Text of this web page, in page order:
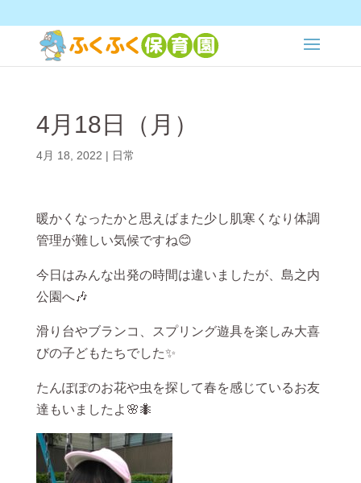
4月18日（月）
4月 18, 2022 | 日常
暖かくなったかと思えばまた少し肌寒くなり体調
管理が難しい気候ですね😊
今日はみんな出発の時間は違いましたが、島之内
公園へ🎶
滑り台やブランコ、スプリング遊具を楽しみ大喜
びの子どもたちでした✨
たんぽぽのお花や虫を探して春を感じているお友
達もいましたよ🌸🐜